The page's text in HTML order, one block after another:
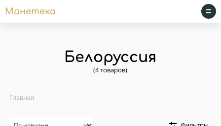
Монетека
Белоруссия
(4 товаров)
Главная